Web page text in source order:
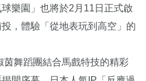
樂園」也將於2月11日正式啟
，體驗「從地表玩到高空」的
茵舞蹈團結合馬戲特技的精彩